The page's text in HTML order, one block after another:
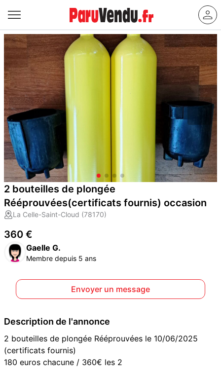
2 bouteilles de plongée
Rééprouvées(certificats fournis) occasion
La Celle-Saint-Cloud (78170)
360 €
Gaelle G.
Membre depuis 5 ans
Envoyer un message
Description de l'annonce
2 bouteilles de plongée Rééprouvées le 10/06/2025
(certificats fournis)
180 euros chacune / 360€ les 2